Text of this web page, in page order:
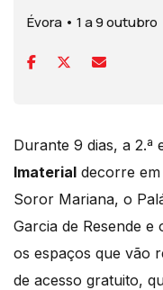
Évora • 1 a 9 outubro
Durante 9 dias, a 2.ª
Imaterial decorre
Soror Mariana, o
Garcia de Resende e
os espaços que vão
de acesso gratuito,